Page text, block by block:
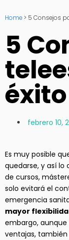
Home > 5 Consejos
5
éxito
febrero 10,
Es muy posible
quedarse, y así
de cursos,
solo evitará el
emergencia
mayor
embargo,
ventajas,